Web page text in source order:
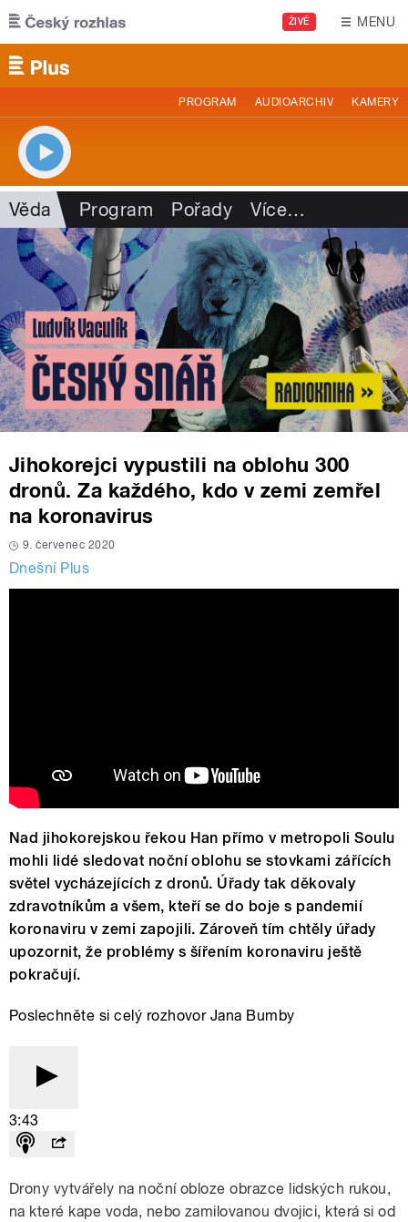
Přejít k hlavnímu obsahu
ŽIVĚ MENU
PROGRAM AUDIOARCHIV KAMERY
Věda Program Pořady Více…
Jihokorejci vypustili na oblohu 300
dronů. Za každého, kdo v zemi zemřel
na koronavirus
9. červenec 2020
Dnešní Plus
Nad jihokorejskou řekou Han přímo v metropoli Soulu
mohli lidé sledovat noční oblohu se stovkami zářících
světel vycházejících z dronů. Úřady tak děkovaly
zdravotníkům a všem, kteří se do boje s pandemií
koronaviru v zemi zapojili. Zároveň tím chtěly úřady
upozornit, že problémy s šířením koronaviru ještě
pokračují.
Poslechněte si celý rozhovor Jana Bumby
3:43
Drony vytvářely na noční obloze obrazce lidských rukou,
na které kape voda, nebo zamilovanou dvojici, která si od